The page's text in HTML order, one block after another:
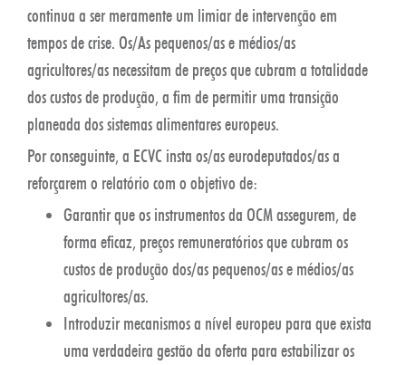
continua a ser meramente um limiar de intervenção em
tempos de crise. Os/As pequenos/as e médios/as
agricultores/as necessitam de preços que cubram a totalidade
dos custos de produção, a fim de permitir uma transição
planeada dos sistemas alimentares europeus.
Por conseguinte, a ECVC insta os/as eurodeputados/as a
reforçarem o relatório com o objetivo de:
Garantir que os instrumentos da OCM assegurem, de
forma eficaz, preços remuneratórios que cubram os
custos de produção dos/as pequenos/as e médios/as
agricultores/as.
Introduzir mecanismos a nível europeu para que exista
uma verdadeira gestão da oferta para estabilizar os